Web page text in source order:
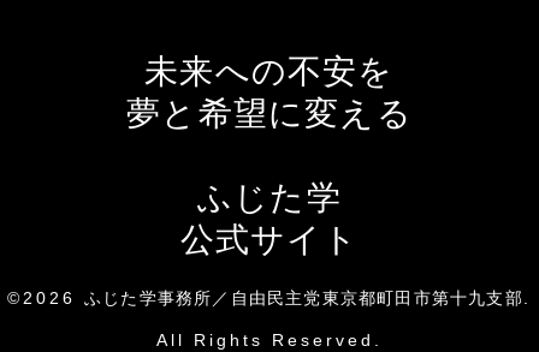
未来への不安を
夢と希望に変える
ふじた学
公式サイト
©2026ふじた学事務所／自由民主党東京都町田市第十九支部.
All Rights Reserved.